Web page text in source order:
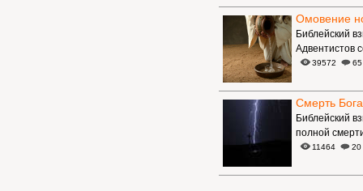
Омовение
Библейский
Адвентистов
39572 65
Смерть Бога
Библейский
полной
11464 20